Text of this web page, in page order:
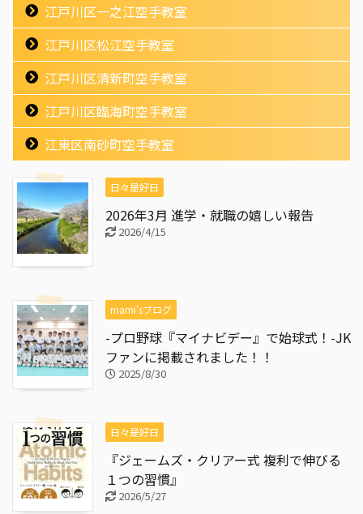
江戸川区一之江空手教室
江戸川区松江空手教室
江戸川区清新町空手教室
江戸川区臨海町空手教室
江東区南砂町空手教室
日々是好日
2026年3月 進学・就職の嬉しい報告
2026/4/15
mami'sブログ
-プロ野球『マイナビデー』で始球式！-JK
ファンに掲載されました！！
2025/8/30
日々是好日
『ジェームズ・クリアー式 複利で伸びる
１つの習慣』
2026/5/27